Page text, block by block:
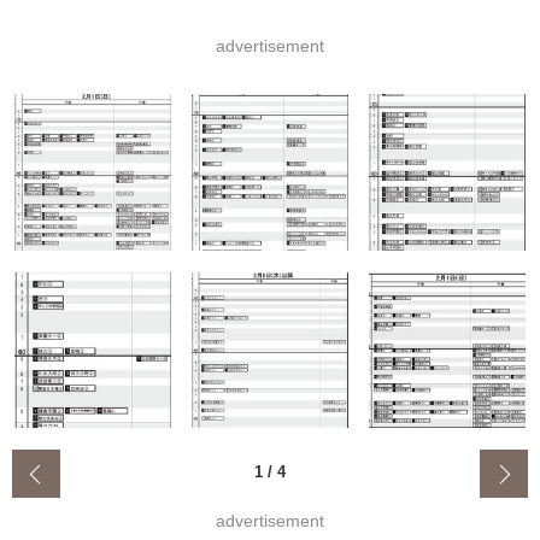
advertisement
1 / 4
advertisement